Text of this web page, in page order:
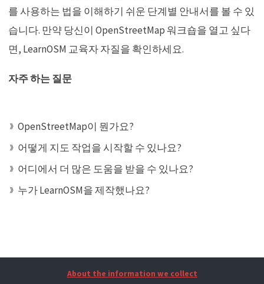
를 사용하는 법을 이해하기 쉬운 단계별 안내서를 볼 수 있
습니다. 만약 당신이 OpenStreetMap 워크숍을 열고 싶다
면, LearnOSM 교육자 자질을 확인하세요.
자주 하는 질문
OpenStreetMap이 뭔가요?
어떻게 지도 작업을 시작할 수 있나요?
어디에서 더 많은 도움을 받을 수 있나요?
누가 LearnOSM을 제작했나요?
About the information we collect